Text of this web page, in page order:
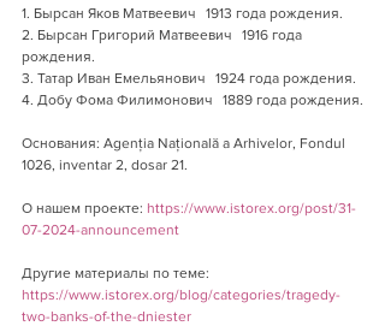
1. Бырсан Яков Матвеевич   1913 года рождения.
2. Бырсан Григорий Матвеевич   1916 года
рождения.
3. Татар Иван Емельянович   1924 года рождения.
4. Добу Фома Филимонович   1889 года рождения.
Основания: Agenția Națională a Arhivelor, Fondul
1026, inventar 2, dosar 21.
О нашем проекте: https://www.istorex.org/post/31-
07-2024-announcement
Другие материалы по теме:
https://www.istorex.org/blog/categories/tragedy-
two-banks-of-the-dniester